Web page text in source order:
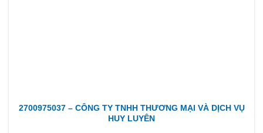
2700975037 – CÔNG TY TNHH THƯƠNG MẠI VÀ DỊCH VỤ
HUY LUYÊN